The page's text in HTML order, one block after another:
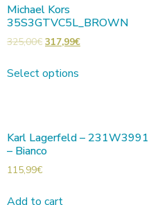
Michael Kors
35S3GTVC5L_BROWN
325,00€ 317,99€
Select options
Karl Lagerfeld – 231W3991
– Bianco
115,99€
Add to cart